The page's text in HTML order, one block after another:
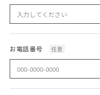
お電話番号 任意